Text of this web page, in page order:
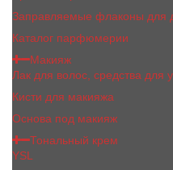
Заправляемые флаконы для
Каталог парфюмерии
Макияж
Лак для волос, средства для
Кисти для макияжа
Основа под макияж
Тональный крем
YSL